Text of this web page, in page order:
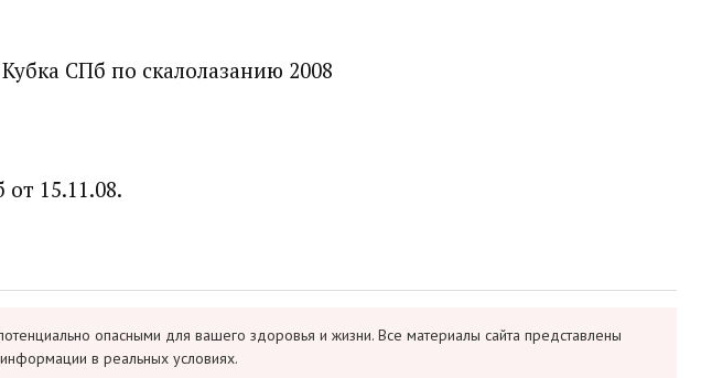
СПб по скалолазанию 2008
15.11.08.
опасными для вашего здоровья и жизни. Все материалы сайта представлены
в реальных условиях.